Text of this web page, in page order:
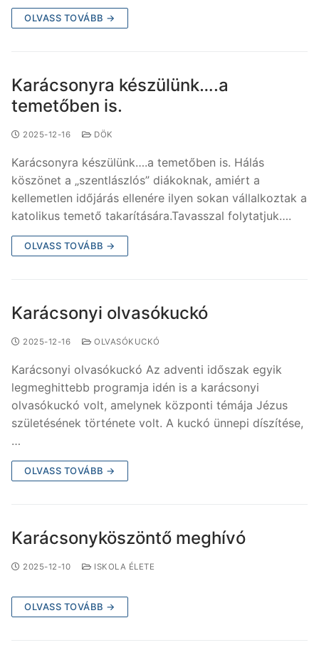
OLVASS TOVÁBB →
Karácsonyra készülünk….a
temetőben is.
2025-12-16 DÖK
Karácsonyra készülünk….a temetőben is. Hálás
köszönet a „szentlászlós” diákoknak, amiért a
kellemetlen időjárás ellenére ilyen sokan vállalkoztak a
katolikus temető takarítására.Tavasszal folytatjuk….
OLVASS TOVÁBB →
Karácsonyi olvasókuckó
2025-12-16 OLVASÓKUCKÓ
Karácsonyi olvasókuckó Az adventi időszak egyik
legmeghittebb programja idén is a karácsonyi
olvasókuckó volt, amelynek központi témája Jézus
születésének története volt. A kuckó ünnepi díszítése,
…
OLVASS TOVÁBB →
Karácsonyköszöntő meghívó
2025-12-10 ISKOLA ÉLETE
OLVASS TOVÁBB →